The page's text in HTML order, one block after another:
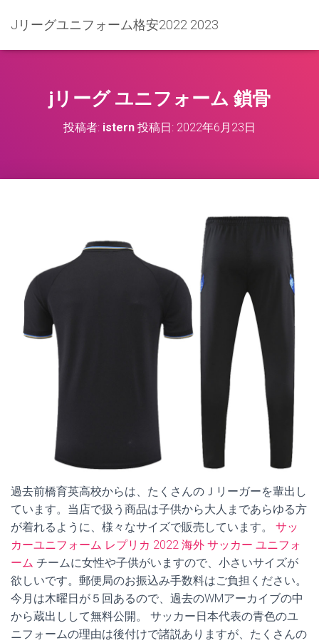
Jリーグユニフォーム格安2022 2023
jリーグ ユニフォーム 鎖骨
投稿者: istern 投稿日: 2022年6月23日
過去前橋育英高校からは、たくさんのＪリーガーを輩出し
ています。当店で扱う商品は子供から大人まであらゆる方
が着れるように、様々なサイズで販売しています。 サッ
カーユニフォーム レプリカ 2022 海外 サッカー ユニフォ
ーム チームに女性や子供がいますので、小さいサイズが
欲しいです。郵便局のお振込み手数料はご負担ください。
今月は木曜日が５回あるので、過去のWMアーカイブの中
から蔵出しして無料公開。 サッカー日本代表の青色のユ
ニフォームの理由は後付けで諸説ありますが、たくさんの